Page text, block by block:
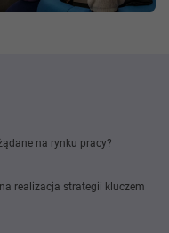
na rynku pracy?
realizacja strategii kluczem